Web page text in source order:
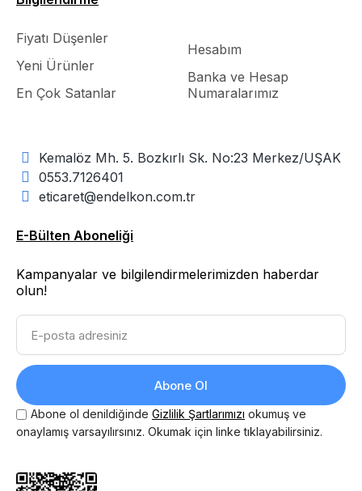
Fiyatı Düşenler
Yeni Ürünler
En Çok Satanlar
Hesabım
Banka ve Hesap
Numaralarımız
Kemalöz Mh. 5. Bozkırlı Sk. No:23 Merkez/UŞAK
0553.7126401
eticaret@endelkon.com.tr
E-Bülten Aboneliği
Kampanyalar ve bilgilendirmelerimizden haberdar
olun!
Abone Ol
Abone ol denildiğinde Gizlilik Şartlarımızı okumuş ve
onaylamış varsayılırsınız. Okumak için linke tıklayabilirsiniz.